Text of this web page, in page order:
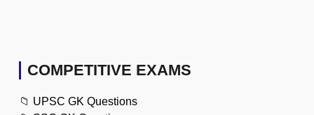
COMPETITIVE EXAMS
📁 UPSC GK Questions